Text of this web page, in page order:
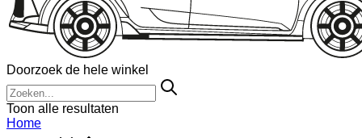
Doorzoek de hele winkel
Toon alle resultaten
Home